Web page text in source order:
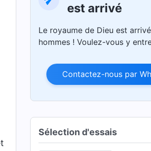
est arrivé
Le royaume de Dieu est
hommes ! Voulez-vous y
Contactez-nous par
Sélection d'essais